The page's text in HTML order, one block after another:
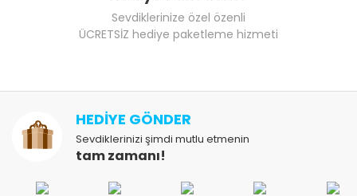
Sevdiklerinize özel özenli
ÜCRETSİZ hediye paketleme hizmeti
HEDİYE GÖNDER
Sevdiklerinizi şimdi mutlu etmenin
tam zamanı!